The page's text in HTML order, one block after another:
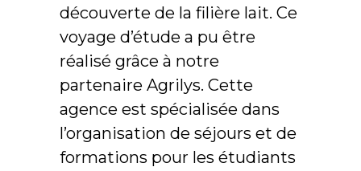
découverte de la filière lait. Ce
voyage d’étude a pu être
réalisé grâce à notre
partenaire Agrilys. Cette
agence est spécialisée dans
l’organisation de séjours et de
formations pour les étudiants